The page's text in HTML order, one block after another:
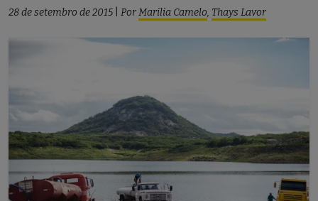
28 de setembro de 2015 PorMarilia Camelo, Thays Lavor